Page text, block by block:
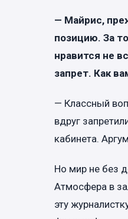
— Майрис,
позицию. За
нравится не
запрет. Как
— Классный
вдруг
кабинета.
Но мир не без
Атмосфера в
эту